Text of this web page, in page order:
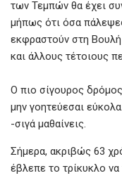
των Τεμπών θα έχει
μήπως ότι όσα
εκφραστούν στη
και άλλους τέτοιους
Ο πιο σίγουρος δρόμος
μην γοητεύεσαι
-σιγά μαθαίνεις.
Σήμερα, ακριβώς 63
έβλεπε το τρίκυκλο